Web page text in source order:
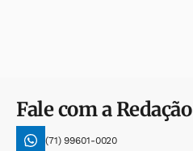
Fale com a Redação
(71) 99601-0020